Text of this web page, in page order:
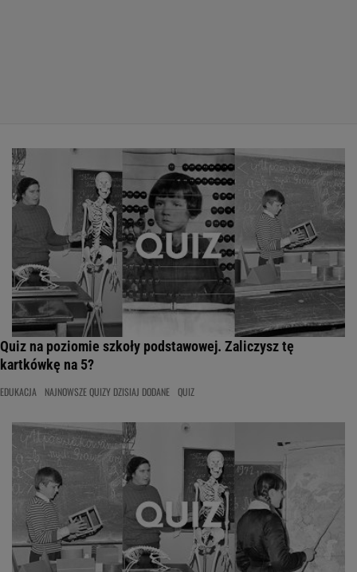
Quiz na poziomie szkoły podstawowej. Zaliczysz tę
kartkówkę na 5?
EDUKACJA NAJNOWSZE QUIZY DZISIAJ DODANE QUIZ